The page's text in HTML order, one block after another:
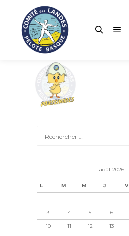
août 2026
L M M J V
3 4 5 6
10 11 12 13